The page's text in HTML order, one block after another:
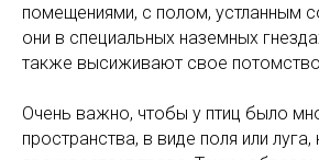
помещениями, с полом, устланным
они в специальных наземных
также высиживают свое
Очень важно, чтобы у птиц было
пространства, в виде поля или